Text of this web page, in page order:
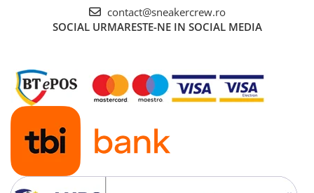
contact@sneakercrew.ro
SOCIAL URMARESTE-NE IN SOCIAL MEDIA